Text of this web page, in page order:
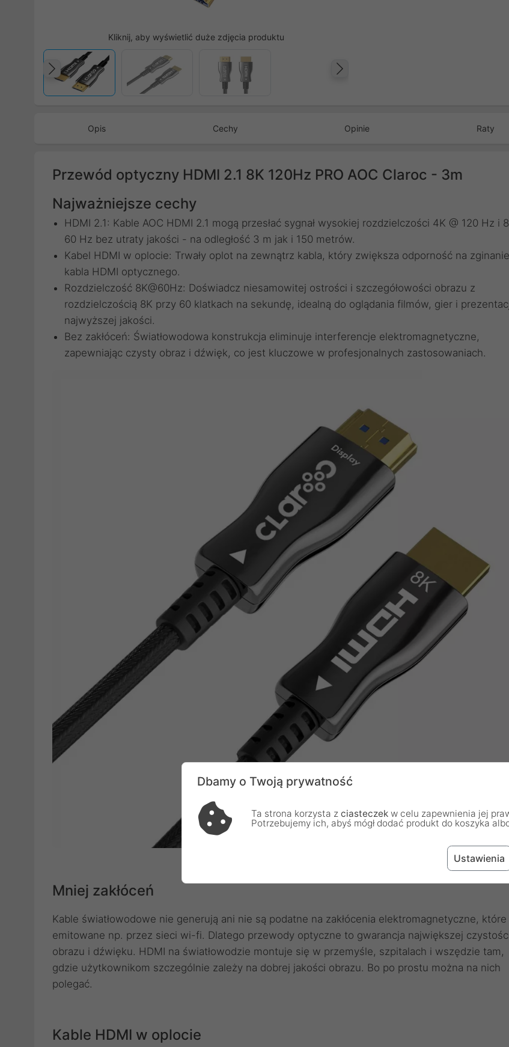
Kliknij, aby wyświetlić duże zdjęcia produktu
Poprzedni
Opis Cechy Opinie Raty
Przewód optyczny HDMI 2.1 8K 120Hz PRO AOC Claroc - 3m
Najważniejsze cechy
HDMI 2.1: Kable AOC HDMI 2.1 mogą przesłać sygnał wysokiej rozdzielczości 4K @ 120 Hz i
60 Hz bez utraty jakości - na odległość 3 m jak i 150 metrów.
Kabel HDMI w oplocie: Trwały oplot na zewnątrz kabla, który zwiększa odporność na zginanie
kabla HDMI optycznego.
Rozdzielczość 8K@60Hz: Doświadcz niesamowitej ostrości i szczegółowości obrazu z
rozdzielczością 8K przy 60 klatkach na sekundę, idealną do oglądania filmów, gier i
najwyższej jakości.
Bez zakłóceń: Światłowodowa konstrukcja eliminuje interferencje elektromagnetyczne,
zapewniając czysty obraz i dźwięk, co jest kluczowe w profesjonalnych zastosowaniach.
Mniej zakłóceń
Kable światłowodowe nie generują ani nie są podatne na zakłócenia elektromagnetyczne, które
emitowane np. przez sieci wi-fi. Dlatego przewody optyczne to gwarancja największej
obrazu i dźwięku. HDMI na światłowodzie montuje się w przemyśle, szpitalach i wszędzie tam,
gdzie użytkownikom szczególnie zależy na dobrej jakości obrazu. Bo po prostu można na nich
polegać.
Kable HDMI w oplocie
Dbamy o Twoją prywatność
Ta strona korzysta z ciasteczek w celu zapewnienia jej
Potrzebujemy ich, abyś mógł dodać produkt do koszyka
Ustawienia